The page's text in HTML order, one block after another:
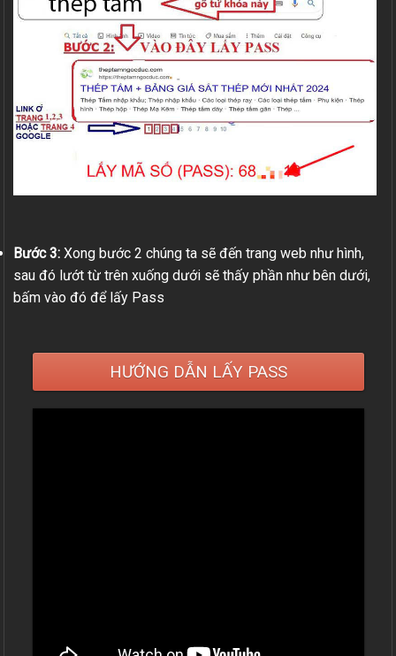
Bước 3: Xong bước 2 chúng ta sẽ đến trang web như hình,
sau đó lướt từ trên xuống dưới sẽ thấy phần như bên dưới,
bấm vào đó để lấy Pass
HƯỚNG DẪN LẤY PASS